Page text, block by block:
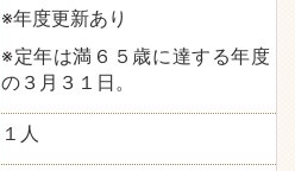
※年度更新あり
※定年は満６５歳に達する年度
の３月３１日。
１人